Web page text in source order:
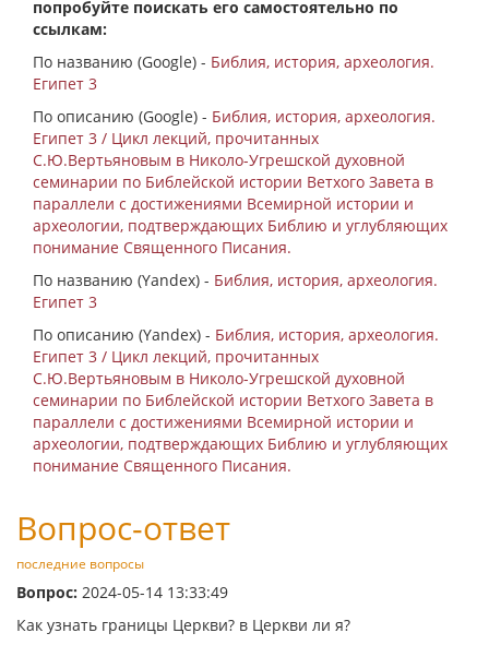
попробуйте поискать его самостоятельно по
ссылкам:
По названию (Google) - Библия, история, археология.
Египет 3
По описанию (Google) - Библия, история, археология.
Египет 3 / Цикл лекций, прочитанных
С.Ю.Вертьяновым в Николо-Угрешской духовной
семинарии по Библейской истории Ветхого Завета в
параллели с достижениями Всемирной истории и
археологии, подтверждающих Библию и углубляющих
понимание Священного Писания.
По названию (Yandex) - Библия, история, археология.
Египет 3
По описанию (Yandex) - Библия, история, археология.
Египет 3 / Цикл лекций, прочитанных
С.Ю.Вертьяновым в Николо-Угрешской духовной
семинарии по Библейской истории Ветхого Завета в
параллели с достижениями Всемирной истории и
археологии, подтверждающих Библию и углубляющих
понимание Священного Писания.
Вопрос-ответ
последние вопросы
Вопрос: 2024-05-14 13:33:49
Как узнать границы Церкви? в Церкви ли я?